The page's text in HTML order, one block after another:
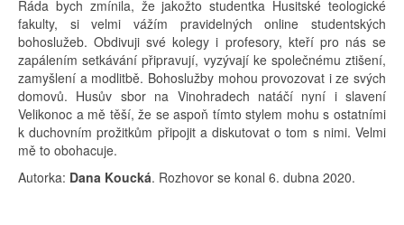
Ráda bych zmínila, že jakožto studentka Husitské teologické
fakulty, si velmi vážím pravidelných online studentských
bohoslužeb. Obdivuji své kolegy i profesory, kteří pro nás se
zapálením setkávání připravují, vyzývají ke společnému ztišení,
zamyšlení a modlitbě. Bohoslužby mohou provozovat i ze svých
domovů. Husův sbor na Vinohradech natáčí nyní i slavení
Velikonoc a mě těší, že se aspoň tímto stylem mohu s ostatními
k duchovním prožitkům připojit a diskutovat o tom s nimi. Velmi
mě to obohacuje.
Autorka: Dana Koucká. Rozhovor se konal 6. dubna 2020.